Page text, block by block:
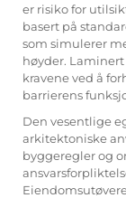
er risiko for
basert på
som simulerer
høyder.
kravene ved å
barrierens
Den vesentlige
arkitektoniske
byggeregler og